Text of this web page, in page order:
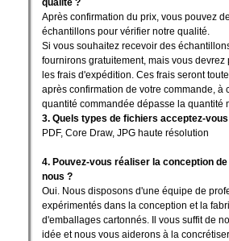
qualité ?
Après confirmation du prix, vous pouvez
échantillons pour vérifier notre qualité.
Si vous souhaitez recevoir des
fournirons gratuitement, mais vous devrez
les frais d'expédition. Ces frais seront
après confirmation de votre commande, à
quantité commandée dépasse la quantité
3. Quels types de fichiers acceptez-
PDF, Core Draw, JPG haute résolution
4. Pouvez-vous réaliser la conception
nous ?
Oui. Nous disposons d'une équipe de
expérimentés dans la conception et la
d'emballages cartonnés. Il vous suffit de
idée et nous vous aiderons à la